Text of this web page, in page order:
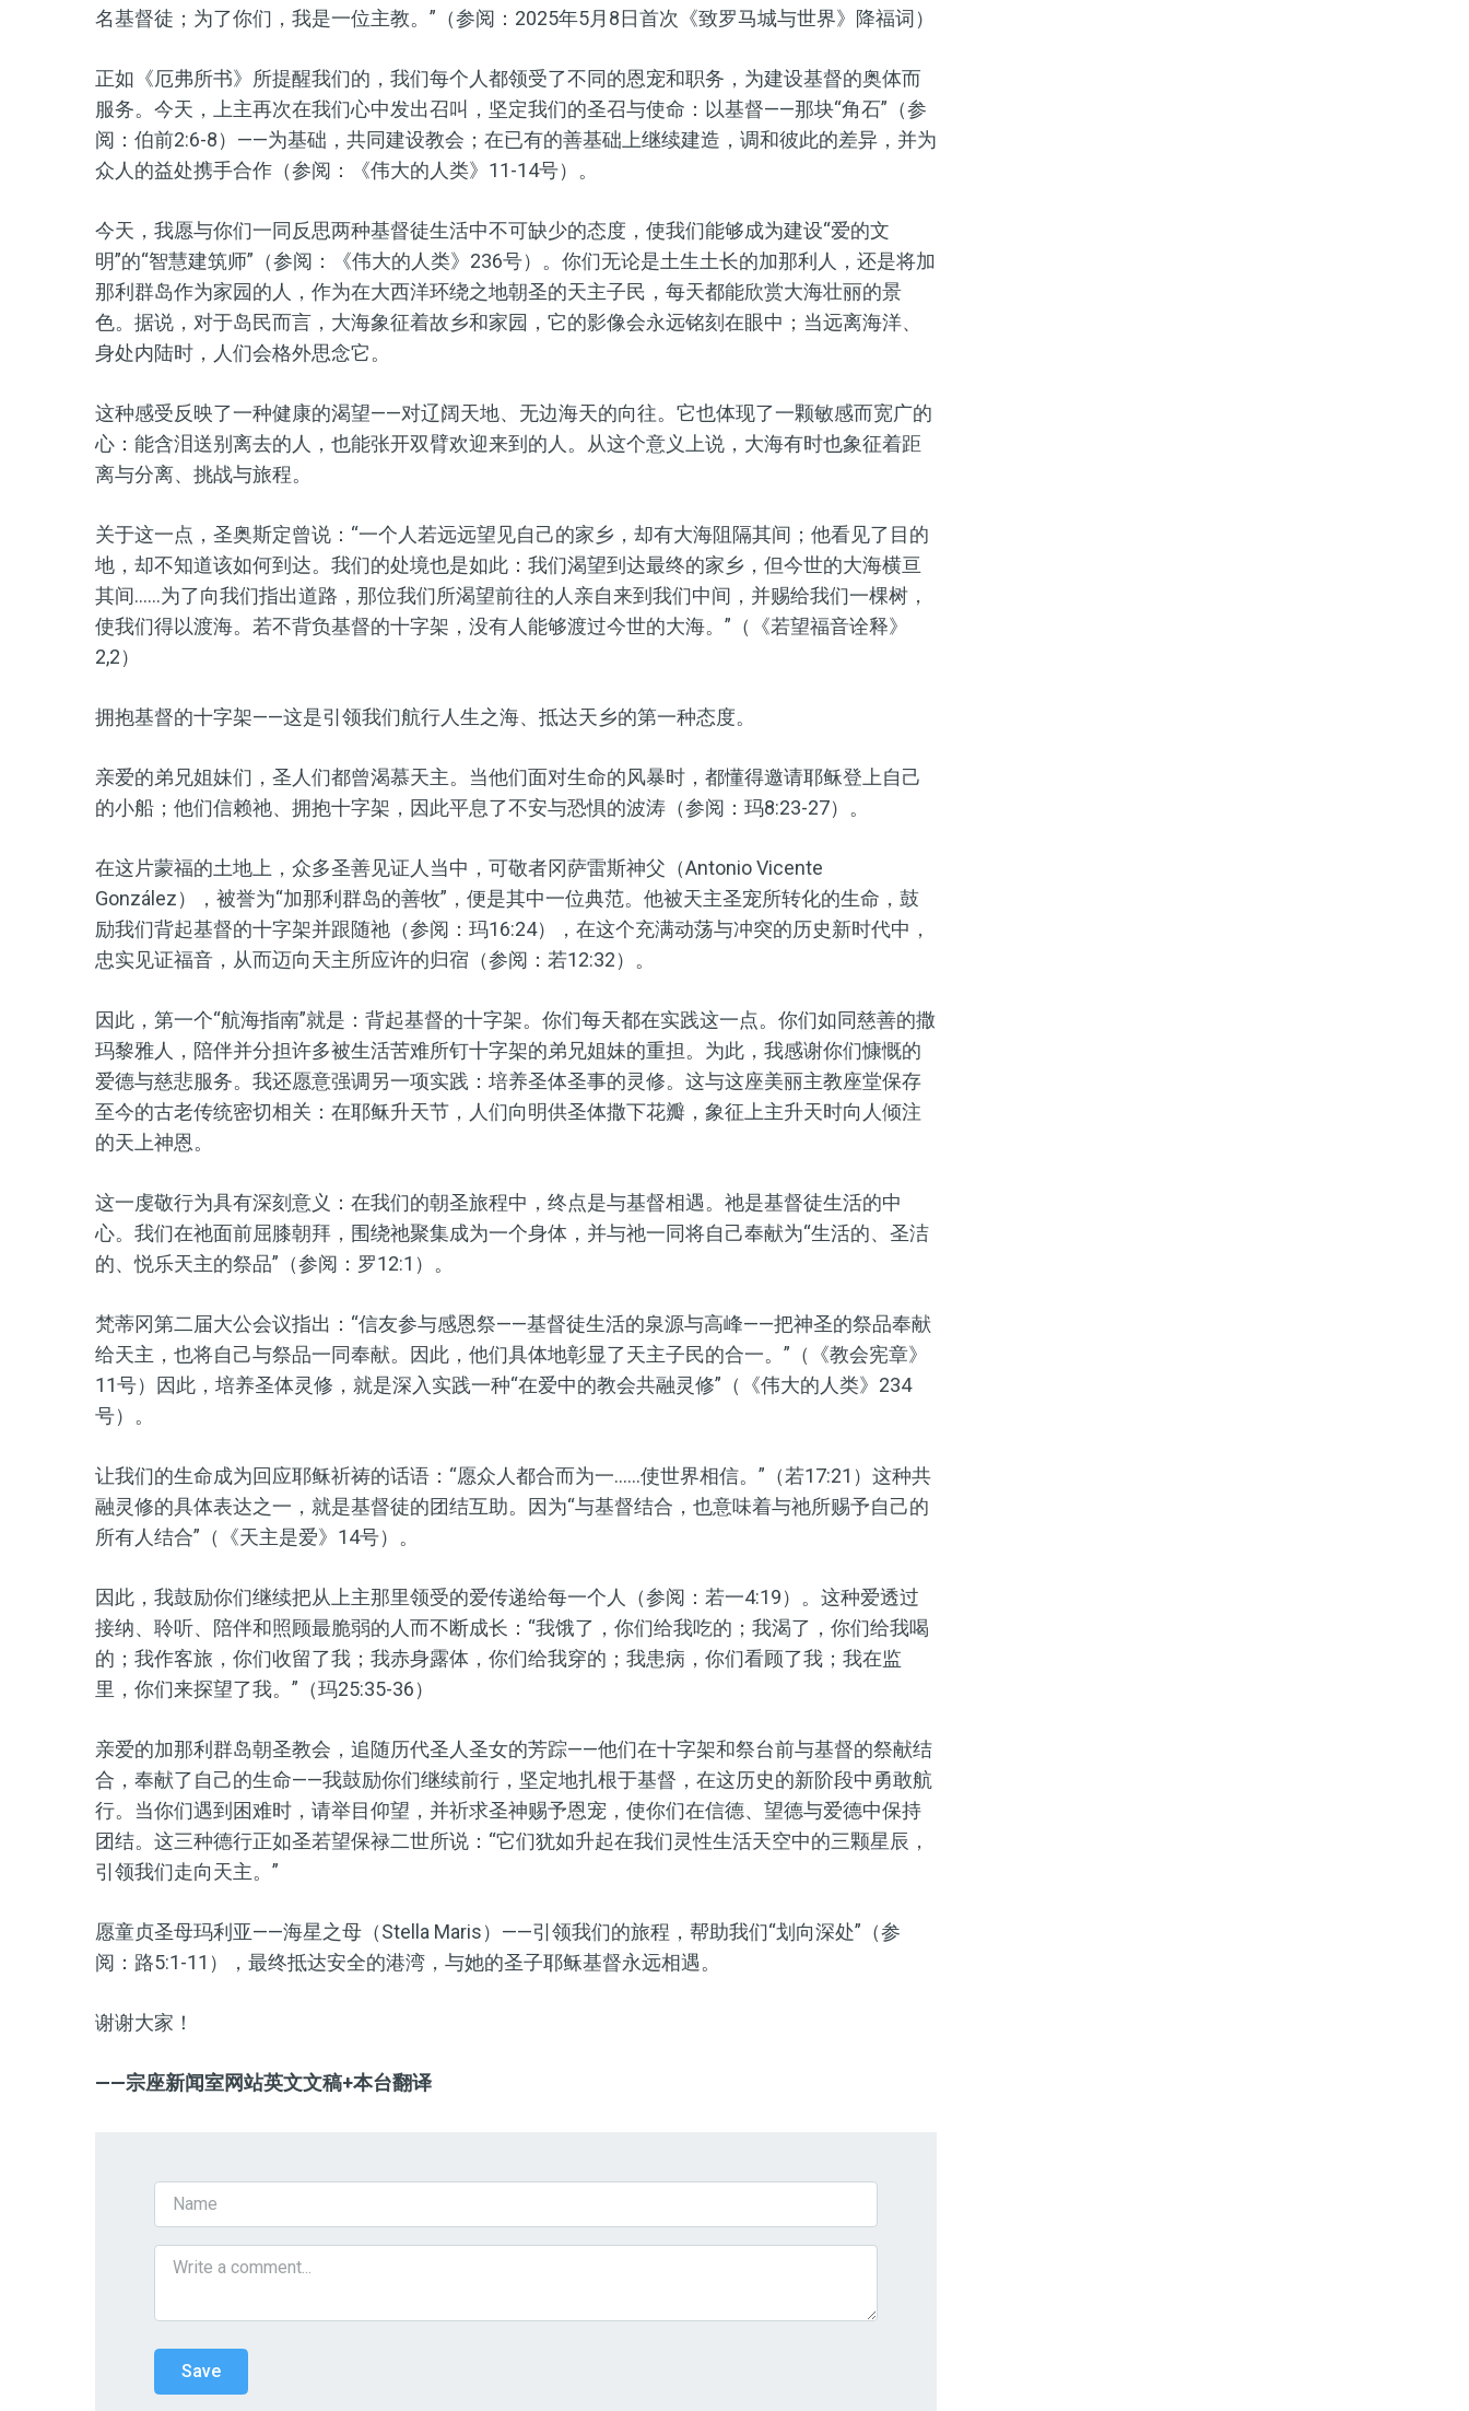
名基督徒；为了你们，我是一位主教。”（参阅：2025年5月8日首次《致罗马城与世界》降福词）
正如《厄弗所书》所提醒我们的，我们每个人都领受了不同的恩宠和职务，为建设基督的奥体而
服务。今天，上主再次在我们心中发出召叫，坚定我们的圣召与使命：以基督——那块“角石”（参
阅：伯前2:6-8）——为基础，共同建设教会；在已有的善基础上继续建造，调和彼此的差异，并为
众人的益处携手合作（参阅：《伟大的人类》11-14号）。
今天，我愿与你们一同反思两种基督徒生活中不可缺少的态度，使我们能够成为建设“爱的文
明”的“智慧建筑师”（参阅：《伟大的人类》236号）。你们无论是土生土长的加那利人，还是将加
那利群岛作为家园的人，作为在大西洋环绕之地朝圣的天主子民，每天都能欣赏大海壮丽的景
色。据说，对于岛民而言，大海象征着故乡和家园，它的影像会永远铭刻在眼中；当远离海洋、
身处内陆时，人们会格外思念它。
这种感受反映了一种健康的渴望——对辽阔天地、无边海天的向往。它也体现了一颗敏感而宽广的
心：能含泪送别离去的人，也能张开双臂欢迎来到的人。从这个意义上说，大海有时也象征着距
离与分离、挑战与旅程。
关于这一点，圣奥斯定曾说：“一个人若远远望见自己的家乡，却有大海阻隔其间；他看见了目的
地，却不知道该如何到达。我们的处境也是如此：我们渴望到达最终的家乡，但今世的大海横亘
其间……为了向我们指出道路，那位我们所渴望前往的人亲自来到我们中间，并赐给我们一棵树，
使我们得以渡海。若不背负基督的十字架，没有人能够渡过今世的大海。”（《若望福音诠释》
2,2）
拥抱基督的十字架——这是引领我们航行人生之海、抵达天乡的第一种态度。
亲爱的弟兄姐妹们，圣人们都曾渴慕天主。当他们面对生命的风暴时，都懂得邀请耶稣登上自己
的小船；他们信赖祂、拥抱十字架，因此平息了不安与恐惧的波涛（参阅：玛8:23-27）。
在这片蒙福的土地上，众多圣善见证人当中，可敬者冈萨雷斯神父（Antonio Vicente
González），被誉为“加那利群岛的善牧”，便是其中一位典范。他被天主圣宠所转化的生命，鼓
励我们背起基督的十字架并跟随祂（参阅：玛16:24），在这个充满动荡与冲突的历史新时代中，
忠实见证福音，从而迈向天主所应许的归宿（参阅：若12:32）。
因此，第一个“航海指南”就是：背起基督的十字架。你们每天都在实践这一点。你们如同慈善的撒
玛黎雅人，陪伴并分担许多被生活苦难所钉十字架的弟兄姐妹的重担。为此，我感谢你们慷慨的
爱德与慈悲服务。我还愿意强调另一项实践：培养圣体圣事的灵修。这与这座美丽主教座堂保存
至今的古老传统密切相关：在耶稣升天节，人们向明供圣体撒下花瓣，象征上主升天时向人倾注
的天上神恩。
这一虔敬行为具有深刻意义：在我们的朝圣旅程中，终点是与基督相遇。祂是基督徒生活的中
心。我们在祂面前屈膝朝拜，围绕祂聚集成为一个身体，并与祂一同将自己奉献为“生活的、圣洁
的、悦乐天主的祭品”（参阅：罗12:1）。
梵蒂冈第二届大公会议指出：“信友参与感恩祭——基督徒生活的泉源与高峰——把神圣的祭品奉献
给天主，也将自己与祭品一同奉献。因此，他们具体地彰显了天主子民的合一。”（《教会宪章》
11号）因此，培养圣体灵修，就是深入实践一种“在爱中的教会共融灵修”（《伟大的人类》234
号）。
让我们的生命成为回应耶稣祈祷的话语：“愿众人都合而为一……使世界相信。”（若17:21）这种共
融灵修的具体表达之一，就是基督徒的团结互助。因为“与基督结合，也意味着与祂所赐予自己的
所有人结合”（《天主是爱》14号）。
因此，我鼓励你们继续把从上主那里领受的爱传递给每一个人（参阅：若一4:19）。这种爱透过
接纳、聆听、陪伴和照顾最脆弱的人而不断成长：“我饿了，你们给我吃的；我渴了，你们给我喝
的；我作客旅，你们收留了我；我赤身露体，你们给我穿的；我患病，你们看顾了我；我在监
里，你们来探望了我。”（玛25:35-36）
亲爱的加那利群岛朝圣教会，追随历代圣人圣女的芳踪——他们在十字架和祭台前与基督的祭献结
合，奉献了自己的生命——我鼓励你们继续前行，坚定地扎根于基督，在这历史的新阶段中勇敢航
行。当你们遇到困难时，请举目仰望，并祈求圣神赐予恩宠，使你们在信德、望德与爱德中保持
团结。这三种德行正如圣若望保禄二世所说：“它们犹如升起在我们灵性生活天空中的三颗星辰，
引领我们走向天主。”
愿童贞圣母玛利亚——海星之母（Stella Maris）——引领我们的旅程，帮助我们“划向深处”（参
阅：路5:1-11），最终抵达安全的港湾，与她的圣子耶稣基督永远相遇。
谢谢大家！
——宗座新闻室网站英文文稿+本台翻译